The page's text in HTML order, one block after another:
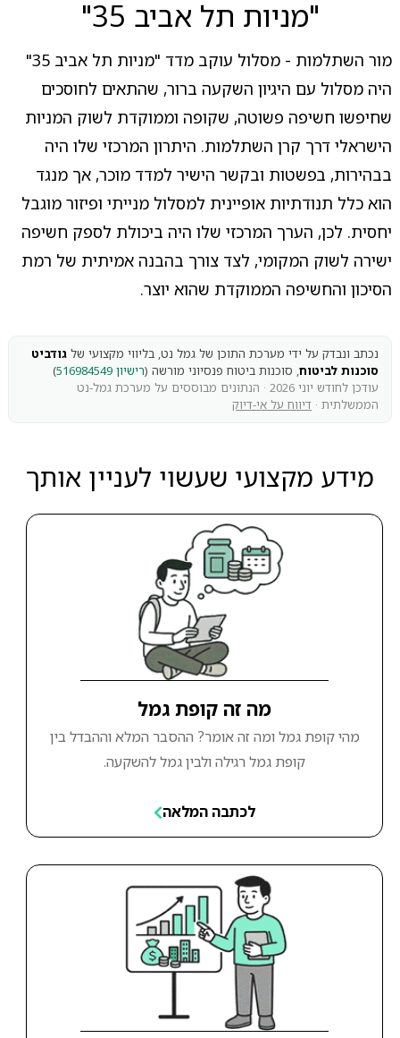
"מניות תל אביב 35"
מור השתלמות - מסלול עוקב מדד "מניות תל אביב 35"
היה מסלול עם היגיון השקעה ברור, שהתאים לחוסכים
שחיפשו חשיפה פשוטה, שקופה וממוקדת לשוק המניות
הישראלי דרך קרן השתלמות. היתרון המרכזי שלו היה
בבהירות, בפשטות ובקשר הישיר למדד מוכר, אך מנגד
הוא כלל תנודתיות אופיינית למסלול מנייתי ופיזור מוגבל
יחסית. לכן, הערך המרכזי שלו היה ביכולת לספק חשיפה
ישירה לשוק המקומי, לצד צורך בהבנה אמיתית של רמת
הסיכון והחשיפה הממוקדת שהוא יוצר.
נכתב ונבדק על ידי מערכת התוכן של גמל נט, בליווי מקצועי של גודביט
סוכנות לביטוח, סוכנות ביטוח פנסיוני מורשה (רישיון 516984549
)
עודכן לחודש יוני 2026 · הנתונים מבוססים על מערכת גמל-נט
הממשלתית · דיווח על אי-דיוק
מידע מקצועי שעשוי לעניין אותך
מה זה קופת גמל
מהי קופת גמל ומה זה אומר? ההסבר המלא וההבדל בין
קופת גמל רגילה ולבין גמל להשקעה.
לכתבה המלאה